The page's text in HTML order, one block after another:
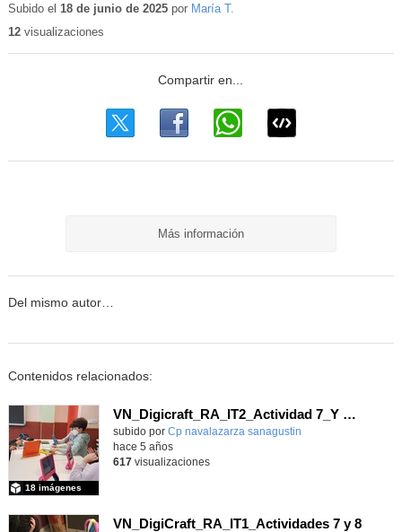
Subido el 18 de junio de 2025por María T.
12visualizaciones
Más información
Del mismo autor…
Contenidos relacionados:
VN_Digicraft_RA_IT2_Actividad 7_Y qué si lo cuento todo…
subido por Cp navalazarza sanagustin
18 imágenes
hace 5 años
617visualizaciones
VN_DigiCraft_RA_IT1_Actividades 7 y 8